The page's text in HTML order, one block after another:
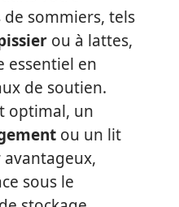
de sommiers, tels
ou à lattes,
essentiel en
de soutien.
optimal, un
ou un lit
avantageux,
sous le